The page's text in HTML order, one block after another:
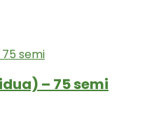
– 75 semi